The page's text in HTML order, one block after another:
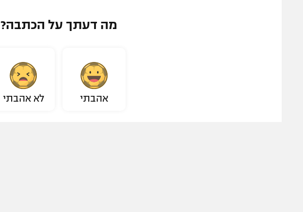
מה דעתך על הכתבה?
אהבתי לא אהבתי